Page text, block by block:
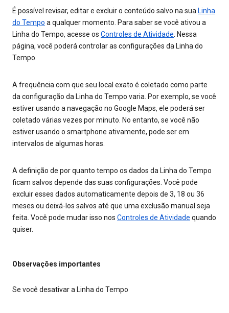
É possível revisar, editar e excluir o conteúdo salvo na sua Linha
do Tempo a qualquer momento. Para saber se você ativou a
Linha do Tempo, acesse os Controles de Atividade. Nessa
página, você poderá controlar as configurações da Linha do
Tempo.
A frequência com que seu local exato é coletado como parte
da configuração da Linha do Tempo varia. Por exemplo, se você
estiver usando a navegação no Google Maps, ele poderá ser
coletado várias vezes por minuto. No entanto, se você não
estiver usando o smartphone ativamente, pode ser em
intervalos de algumas horas.
A definição de por quanto tempo os dados da Linha do Tempo
ficam salvos depende das suas configurações. Você pode
excluir esses dados automaticamente depois de 3, 18 ou 36
meses ou deixá-los salvos até que uma exclusão manual seja
feita. Você pode mudar isso nos Controles de Atividade quando
quiser.
Observações importantes
Se você desativar a Linha do Tempo